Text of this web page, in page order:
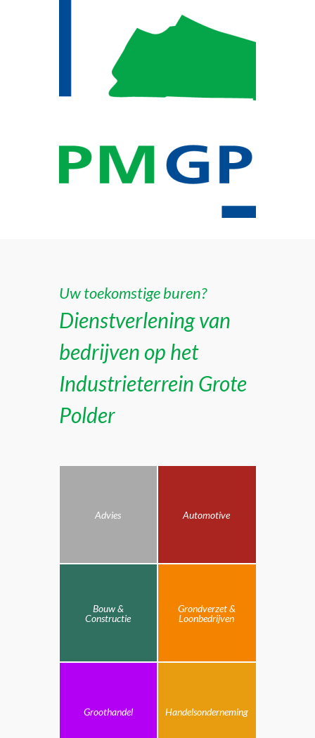
Uw toekomstige buren?
Dienstverlening van
bedrijven op het
Industrieterrein Grote
Polder
Advies Automotive
Bouw &
Constructie
Grondverzet &
Loonbedrijven
Groothandel Handelsonderneming